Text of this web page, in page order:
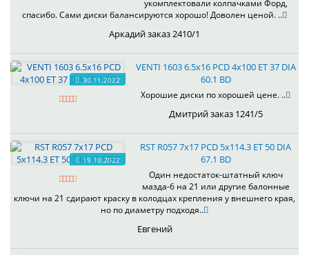
укомплектовали колпачками Форд,
спасибо. Сами диски балансируются хорошо! Доволен ценой. ..
Аркадий заказ 2410/1
30.11.2022
VENTI 1603 6.5x16 PCD 4x100 ET 37 DIA
60.1 BD
Хорошие диски по хорошей цене. ..
Дмитрий заказ 1241/5
19.10.2022
RST R057 7x17 PCD 5x114.3 ET 50 DIA
67.1 BD
Один недостаток-штатный ключ
мазда-6 на 21 или другие балонные
ключи на 21 сдирают краску в колодцах крепления у внешнего края,
но по диаметру подходя..
Евгений